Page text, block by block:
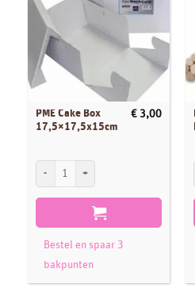
PME Cake Box
17,5×17,5x15cm
€ 3,00
Bestel en spaar 3
bakpunten